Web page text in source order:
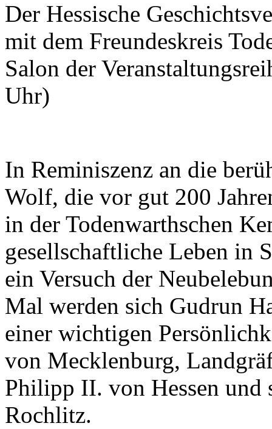
Der Hessische
mit dem Freundeskreis
Salon der
Uhr)
In Reminiszenz an die
Wolf, die vor gut 200
in der Todenwarthschen
gesellschaftliche Leben in
ein Versuch der
Mal werden sich Gudrun
einer wichtigen
von Mecklenburg,
Philipp II. von Hessen und
Rochlitz.